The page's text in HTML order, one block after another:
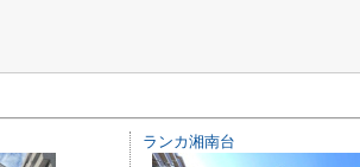
ランカ湘南台